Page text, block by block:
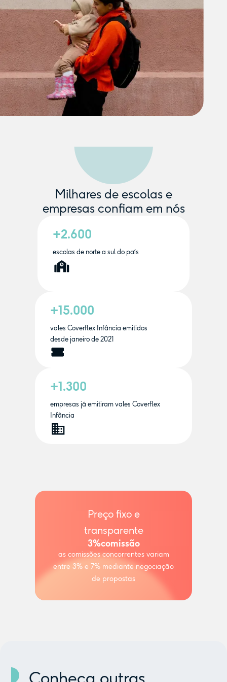
Milhares de escolas e
empresas confiam em nós
+2.600
escolas de norte a sul do país
+15.000
vales Coverflex Infância emitidos
desde janeiro de 2021
+1.300
empresas já emitiram vales Coverflex
Infância
Preço fixo e
transparente
3%comissão
as comissões concorrentes variam
entre 3% e 7% mediante negociação
de propostas